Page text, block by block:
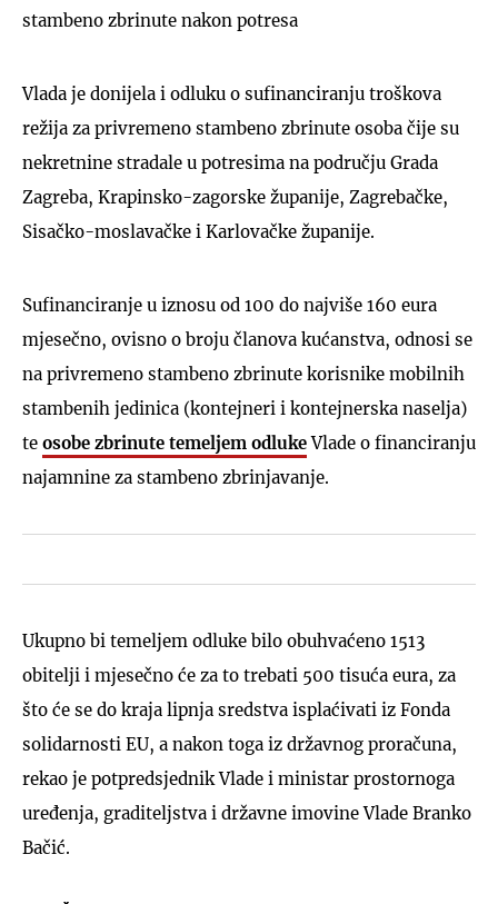
stambeno zbrinute nakon potresa
Vlada je donijela i odluku o sufinanciranju troškova
režija za privremeno stambeno zbrinute osoba čije su
nekretnine stradale u potresima na području Grada
Zagreba, Krapinsko-zagorske županije, Zagrebačke,
Sisačko-moslavačke i Karlovačke županije.
Sufinanciranje u iznosu od 100 do najviše 160 eura
mjesečno, ovisno o broju članova kućanstva, odnosi se
na privremeno stambeno zbrinute korisnike mobilnih
stambenih jedinica (kontejneri i kontejnerska naselja)
te osobe zbrinute temeljem odlukeVlade o financiranju
najamnine za stambeno zbrinjavanje.
Ukupno bi temeljem odluke bilo obuhvaćeno 1513
obitelji i mjesečno će za to trebati 500 tisuća eura, za
što će se do kraja lipnja sredstva isplaćivati iz Fonda
solidarnosti EU, a nakon toga iz državnog proračuna,
rekao je potpredsjednik Vlade i ministar prostornoga
uređenja, graditeljstva i državne imovine Vlade Branko
Bačić.